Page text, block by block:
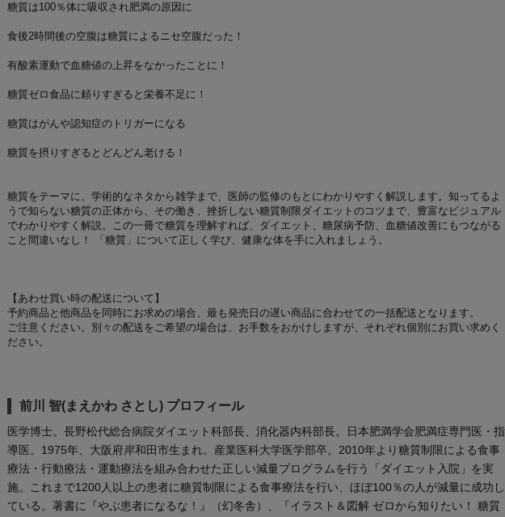
糖質は100％体に吸収され肥満の原因に
食後2時間後の空腹は糖質によるニセ空腹だった！
有酸素運動で血糖値の上昇をなかったことに！
糖質ゼロ食品に頼りすぎると栄養不足に！
糖質はがんや認知症のトリガーになる
糖質を摂りすぎるとどんどん老ける！
糖質をテーマに、学術的なネタから雑学まで、医師の監修のもとにわかりやすく解説します。知ってるよ
うで知らない糖質の正体から、その働き、挫折しない糖質制限ダイエットのコツまで、豊富なビジュアル
でわかりやすく解説。この一冊で糖質を理解すれば、ダイエット、糖尿病予防、血糖値改善にもつながる
こと間違いなし！ 「糖質」について正しく学び、健康な体を手に入れましょう。
【あわせ買い時の配送について】
予約商品と他商品を同時にお求めの場合、最も発売日の遅い商品に合わせての一括配送となります。
ご注意ください。別々の配送をご希望の場合は、お手数をおかけしますが、それぞれ個別にお買い求めく
ださい。
前川 智(まえかわ さとし) プロフィール
医学博士。長野松代総合病院ダイエット科部長、消化器内科部長。日本肥満学会肥満症専門医・指
導医。1975年、大阪府岸和田市生まれ。産業医科大学医学部卒。2010年より糖質制限による食事
療法・行動療法・運動療法を組み合わせた正しい減量プログラムを行う「ダイエット入院」を実
施。これまで1200人以上の患者に糖質制限による食事療法を行い、ほぼ100％の人が減量に成功し
ている。著書に『やぶ患者になるな！』（幻冬舎）、『イラスト＆図解 ゼロから知りたい！ 糖質